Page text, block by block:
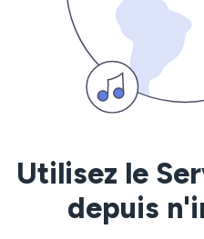
Utilisez le
depuis